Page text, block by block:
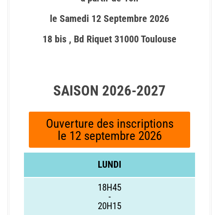
le Samedi 12 Septembre 2026
18 bis , Bd Riquet 31000 Toulouse
SAISON 2026-2027
Ouverture des inscriptions
le 12 septembre 2026
LUNDI
18H45
-
20H15